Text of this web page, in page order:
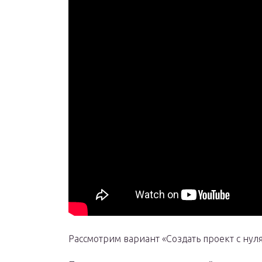
Рассмотрим вариант «Создать проект с